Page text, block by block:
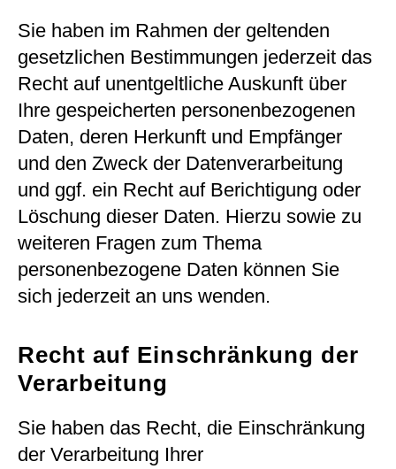
Sie haben im Rahmen der geltenden
gesetzlichen Bestimmungen jederzeit das
Recht auf unentgeltliche Auskunft über
Ihre gespeicherten personenbezogenen
Daten, deren Herkunft und Empfänger
und den Zweck der Datenverarbeitung
und ggf. ein Recht auf Berichtigung oder
Löschung dieser Daten. Hierzu sowie zu
weiteren Fragen zum Thema
personenbezogene Daten können Sie
sich jederzeit an uns wenden.
Recht auf Einschränkung der
Verarbeitung
Sie haben das Recht, die Einschränkung
der Verarbeitung Ihrer